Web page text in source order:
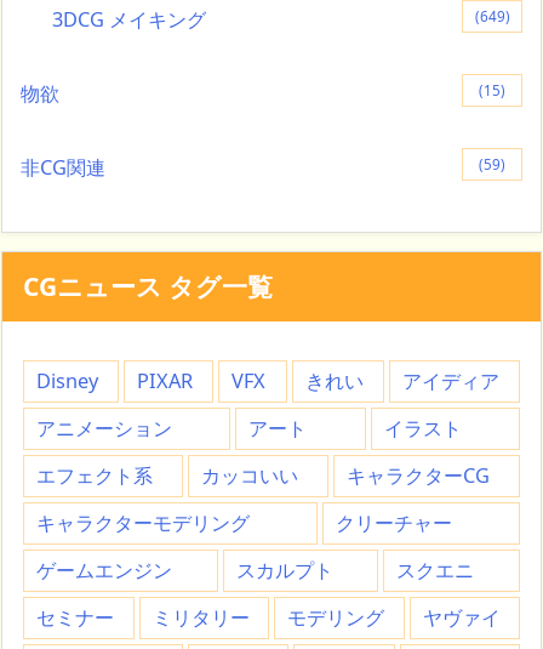
3DCG メイキング (649)
物欲 (15)
非CG関連 (59)
CGニュース タグ一覧
Disney PIXAR VFX きれい
アイディア
アニメーション
アート
イラスト
エフェクト系
カッコいい
キャラクターCG
キャラクターモデリング
クリーチャー
ゲームエンジン
スカルプト
スクエニ
セミナー
ミリタリー モデリング
ヤヴァイ